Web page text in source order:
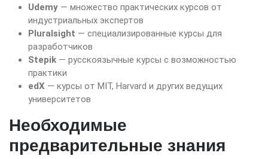
Udemy — множество практических курсов от
индустриальных экспертов
Pluralsight — специализированные курсы для
разработчиков
Stepik — русскоязычные курсы с возможностью
практики
edX — курсы от MIT, Harvard и других ведущих
университетов
Необходимые
предварительные знания